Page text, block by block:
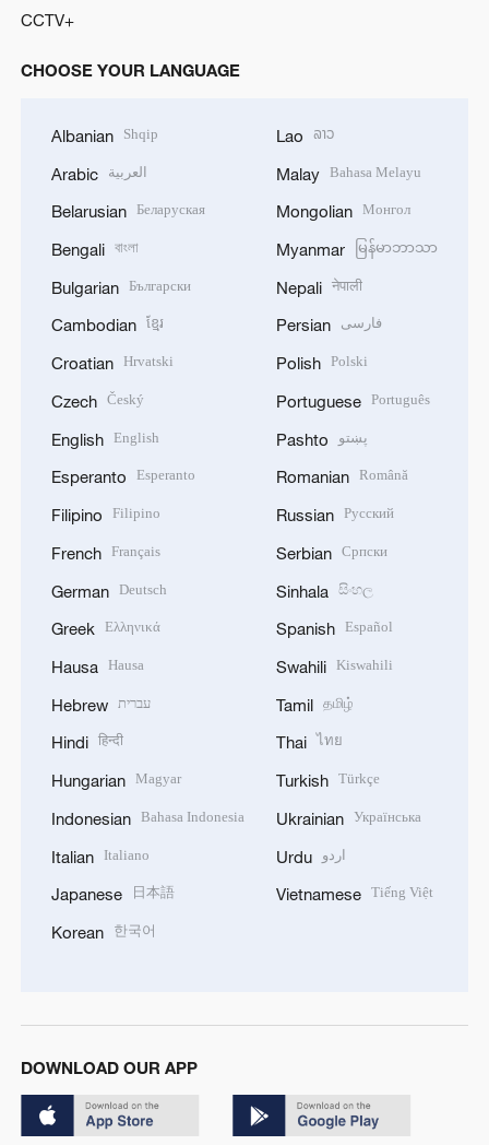
CCTV+
CHOOSE YOUR LANGUAGE
Albanian Shqip
Arabic العربية
Belarusian Беларуская
Bengali বাংলা
Bulgarian Български
Cambodian ខ្មែរ
Croatian Hrvatski
Czech Český
English English
Esperanto Esperanto
Filipino Filipino
French Français
German Deutsch
Greek Ελληνικά
Hausa Hausa
Hebrew עברית
Hindi हिन्दी
Hungarian Magyar
Indonesian Bahasa Indonesia
Italian Italiano
Japanese 日本語
Korean 한국어
Lao ລາວ
Malay Bahasa Melayu
Mongolian Монгол
Myanmar မြန်မာဘာသာ
Nepali नेपाली
Persian فارسی
Polish Polski
Portuguese Português
Pashto پښتو
Romanian Română
Russian Русский
Serbian Српски
Sinhala සිංහල
Spanish Español
Swahili Kiswahili
Tamil தமிழ்
Thai ไทย
Turkish Türkçe
Ukrainian Українська
Urdu اردو
Vietnamese Tiếng Việt
DOWNLOAD OUR APP